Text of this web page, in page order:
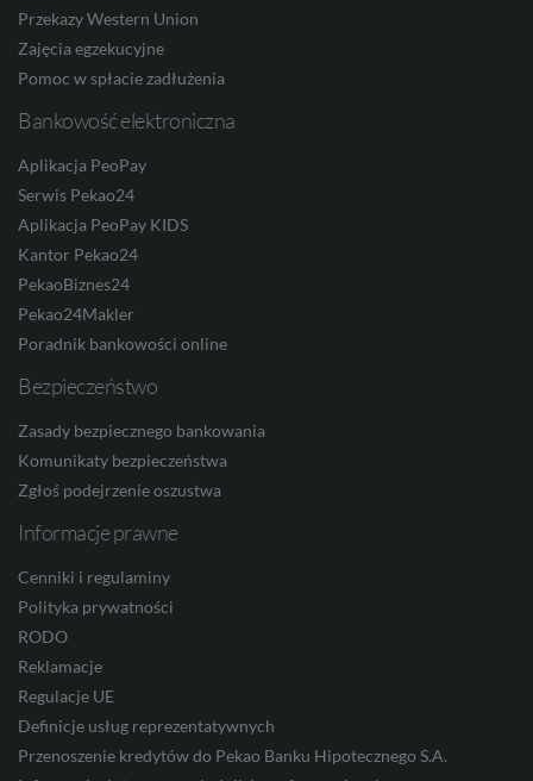
Przekazy Western Union
Zajęcia egzekucyjne
Pomoc w spłacie zadłużenia
Bankowość elektroniczna
Aplikacja PeoPay
Serwis Pekao24
Aplikacja PeoPay KIDS
Kantor Pekao24
PekaoBiznes24
Pekao24Makler
Poradnik bankowości online
Bezpieczeństwo
Zasady bezpiecznego bankowania
Komunikaty bezpieczeństwa
Zgłoś podejrzenie oszustwa
Informacje prawne
Cenniki i regulaminy
Polityka prywatności
RODO
Reklamacje
Regulacje UE
Definicje usług reprezentatywnych
Przenoszenie kredytów do Pekao Banku Hipotecznego S.A.